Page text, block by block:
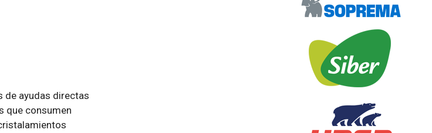
de ayudas directas
que consumen